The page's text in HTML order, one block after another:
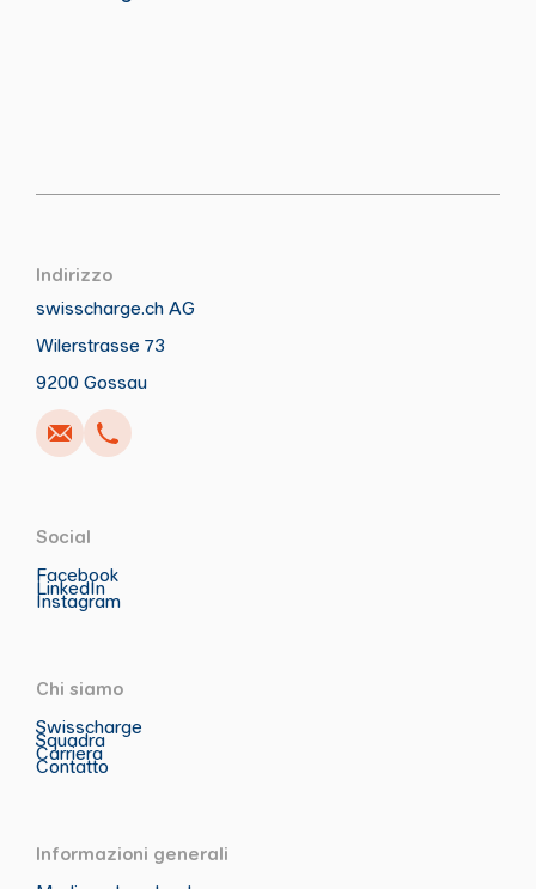
Indirizzo
swisscharge.ch AG
Wilerstrasse 73
9200 Gossau
Schreiben Copia
Anrufen Copia
Social
Facebook
LinkedIn
Instagram
Chi siamo
Swisscharge
Squadra
Carriera
Contatto
Informazioni generali